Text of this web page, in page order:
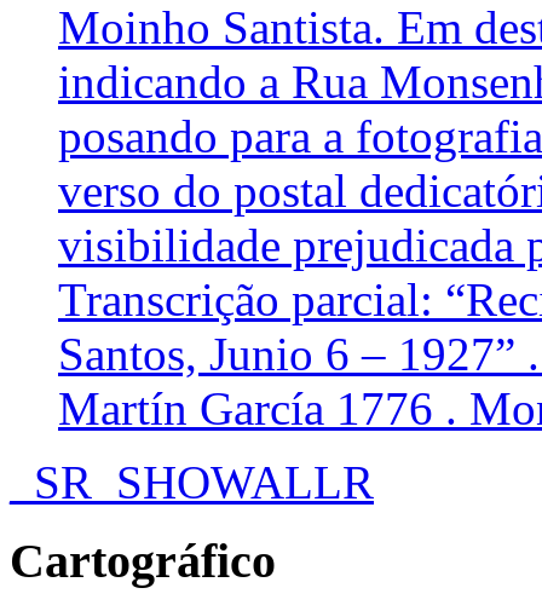
Moinho Santista. Em
indicando a Rua
posando para a
verso do postal
visibilidade prejudicada
Transcrição parcial:
Santos, Junio 6 – 1927”
Martín García 1776 .
_SR_SHOWALLR
Cartográfico